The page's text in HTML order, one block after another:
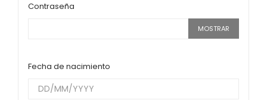
Contraseña
MOSTRAR
Fecha de nacimiento